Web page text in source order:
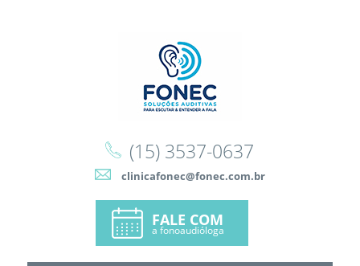
(15) 3537-0637
clinicafonec@fonec.com.br
FALE COM
a fonoaudióloga